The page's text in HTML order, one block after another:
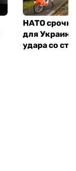
НАТО
для
удара со